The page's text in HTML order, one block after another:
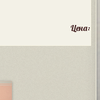
Цена: